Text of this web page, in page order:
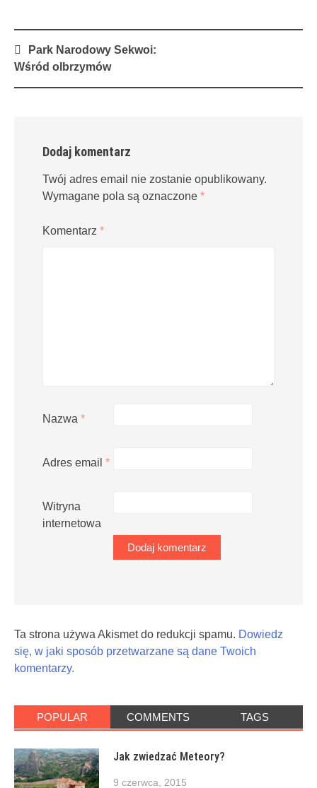
Post
navigation
Park Narodowy Sekwoi:
Wśród olbrzymów
Dodaj komentarz
Twój adres email nie zostanie opublikowany.
Wymagane pola są oznaczone *
Komentarz *
Nazwa *
Adres email *
Witryna
internetowa
Ta strona używa Akismet do redukcji spamu. Dowiedz
się, w jaki sposób przetwarzane są dane Twoich
komentarzy.
POPULAR COMMENTS TAGS
Jak zwiedzać Meteory?
9 czerwca, 2015